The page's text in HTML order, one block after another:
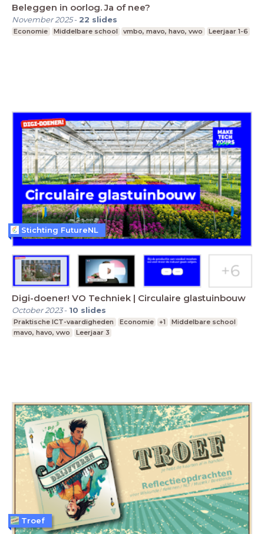
Beleggen in oorlog. Ja of nee?
November 2025- 22 slides
Economie Middelbare school vmbo, mavo, havo, vwo Leerjaar 1-6
Digi-doener! VO Techniek | Circulaire glastuinbouw
October 2023- 10 slides
Praktische ICT-vaardigheden Economie +1
Middelbare school
mavo, havo, vwo
Leerjaar 3
Stichting FutureNL
Troef